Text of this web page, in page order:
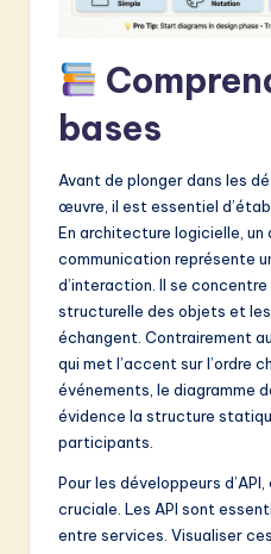
o
ti
o
bases
Avant de plonger dans les
œuvre, il est essentiel
En architecture logicielle, un
communication représente
d’interaction. Il se concentre
structurelle des objets et les
échangent. Contrairement
qui met l’accent sur l’ordre
événements, le diagramme
évidence la structure
participants.
Pour les développeurs
cruciale. Les API sont
entre services. Visualiser